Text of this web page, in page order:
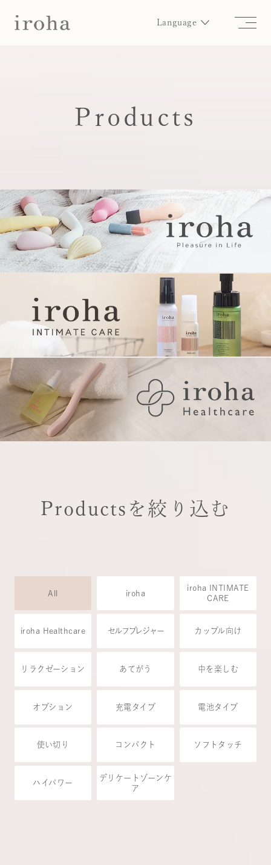
Language
Products
Productsを絞り込む
All iroha
iroha INTIMATE
CARE
iroha Healthcare セルフプレジャー カップル向け
リラクゼーション あてがう 中を楽しむ
オプション 充電タイプ 電池タイプ
使い切り コンパクト ソフトタッチ
ハイパワー
デリケートゾーンケ
ア